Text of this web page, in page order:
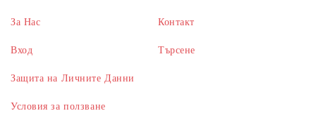
За Нас
Вход
Контакт
Търсене
Защита на Личните Данни
Условия за ползване